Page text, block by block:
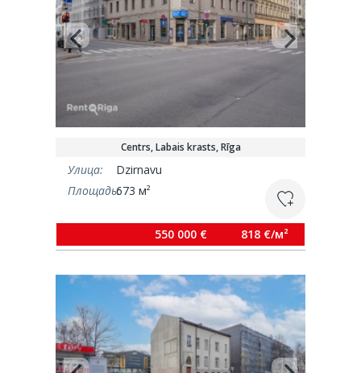
Centrs, Labais krasts, Rīga
Улица:
Dzirnavu
Площадь:673 м²
550 000 € 818 €/м²